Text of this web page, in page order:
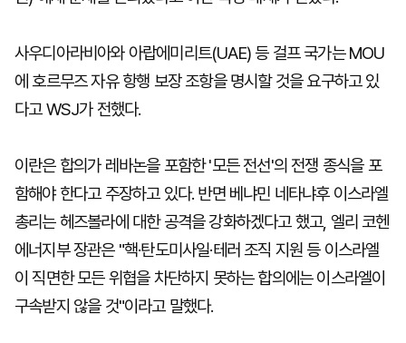
사우디아라비아와 아랍에미리트(UAE) 등 걸프 국가는 MOU
에 호르무즈 자유 항행 보장 조항을 명시할 것을 요구하고 있
다고 WSJ가 전했다.
이란은 합의가 레바논을 포함한 '모든 전선'의 전쟁 종식을 포
함해야 한다고 주장하고 있다. 반면 베냐민 네타냐후 이스라엘
총리는 헤즈볼라에 대한 공격을 강화하겠다고 했고, 엘리 코헨
에너지부 장관은 "핵·탄도미사일·테러 조직 지원 등 이스라엘
이 직면한 모든 위협을 차단하지 못하는 합의에는 이스라엘이
구속받지 않을 것"이라고 말했다.